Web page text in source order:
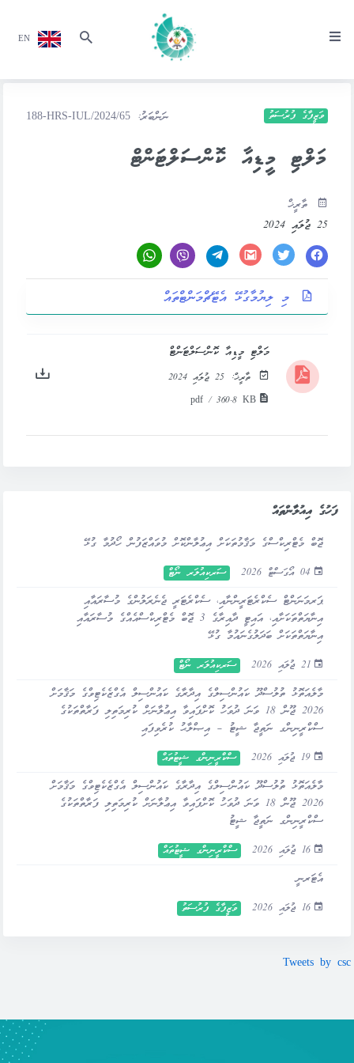
EN
ވަޒީފާގެ ފުރުސަތު ނަންބަރު: 188-HRS-IUL/2024/65
މަލްޓި މީޑިއާ ކޮންސަލްޓަންޓް
ތާރީޚް
25 ޖުލައި 2024
މި ލިޔުމާގުޅޭ އެޓޭޗްމަންޓްތައް
މަލްޓި މީޑިއާ ކޮންސަލްޓަންޓް
ތާރީޚް:
25 ޖުލައި 2024
pdf / 360.8 KB
ފަހުގެ އިއުލާންތައް
ޖޮބް މެޓްރިކްސްގެ މަޤާމުތަކަށް އިޢުލާންކޮށް މުވައްޒަފުން ހޯދުމާ ގުޅޭ
04 އޯގަސްޓް 2026 ސަރކިއުލަރ ނޯޓް
ޕަރމަނަންޓް ސެކްރެޓަރީންނާއި، ސެކްރެޓަރީ ޖެނެރަލުންގެ މުސާރައާއި
އިނާޔަތްތަކަށާއި، އައިޓީ ދާއިރާގެ 3 ޖޮބް މެޓްރިކްސްއެއްގެ މުސާރައާއި
އިނާޔަތްތަކަށް ބަދަލުގެނައުމާ ގުޅޭ
21 ޖުލައި 2026 ސަރކިއުލަރ ނޯޓް
މާލެއަތޮޅު ތުލުސްދޫ ކައުންސިލްގެ އިދާރާގެ ކައުންސިލް އެގްޒެކެޓިވްގެ މަޤާމަށް
2026 ޖޫން 18 ވަނަ ދުވަހު ކޮށްފައިވާ އިޢުލާނަށް ކުރިމަތިލި ފަރާތްތަކުގެ
ސްކްރީނިންގ ނަތީޖާ ޝީޓު – އިޞްލާޙު ކުރެވިފައި
19 ޖުލައި 2026 ސްކްރީނިންގ ޝީޓުތައް
މާލެއަތޮޅު ތުލުސްދޫ ކައުންސިލްގެ އިދާރާގެ ކައުންސިލް އެގްޒެކެޓިވްގެ މަޤާމަށް
2026 ޖޫން 18 ވަނަ ދުވަހު ކޮށްފައިވާ އިޢުލާނަށް ކުރިމަތިލި ފަރާތްތަކުގެ
ސްކްރީނިންގ ނަތީޖާ ޝީޓު
16 ޖުލައި 2026 ސްކްރީނިންގ ޝީޓުތައް
އެޓަރނީ
16 ޖުލައި 2026 ވަޒީފާގެ ފުރުސަތު
Tweets by csc